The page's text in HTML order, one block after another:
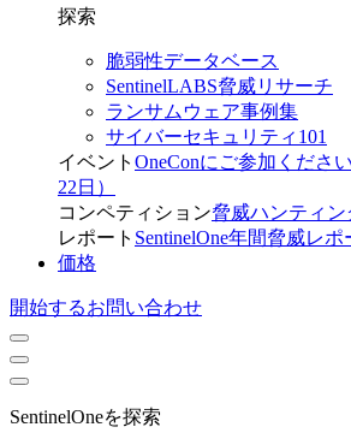
探索
脆弱性データベース
SentinelLABS脅威リサーチ
ランサムウェア事例集
サイバーセキュリティ101
イベント OneConにご参加くださ
22日）
コンペティション脅威ハンティン
レポート SentinelOne年間脅威レポ
価格
開始するお問い合わせ
SentinelOneを探索